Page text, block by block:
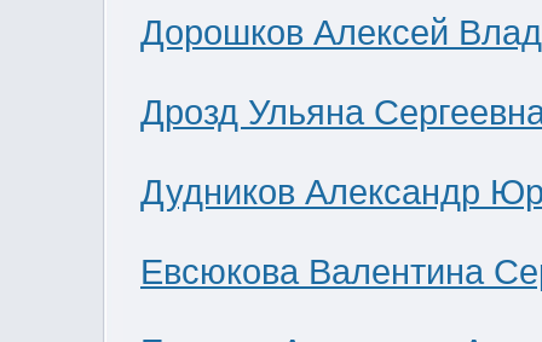
Дорошков Алексей
Дрозд Ульяна
Дудников Александр
Евсюкова Валентина